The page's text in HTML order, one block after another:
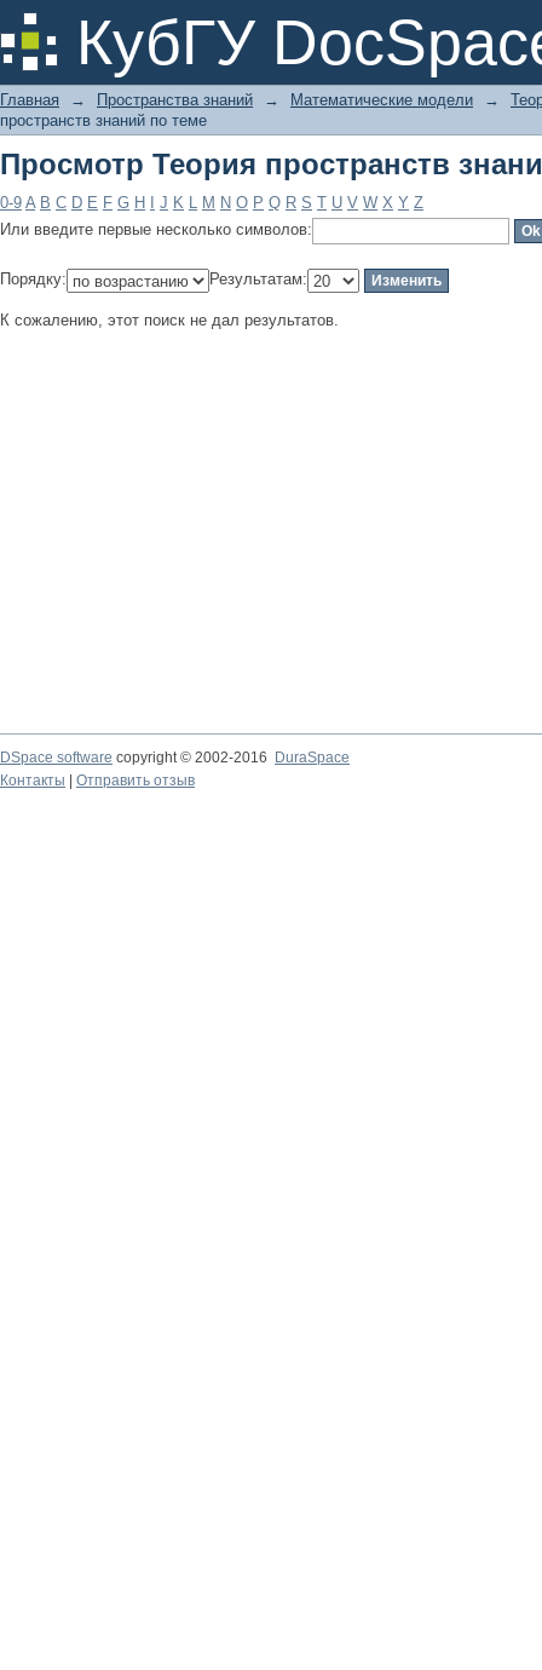
КубГУ
Просмотр Теория пространств
Главная → Пространства знаний → Математические модели →
пространств знаний по теме
Просмотр Теория пространств
0-9 A B C D E F G H J K L M N O P Q R S T U V W X Y Z
Или введите первые несколько символов:
Порядку: Результатам:
К сожалению, этот поиск не дал результатов.
DSpace software copyright © 2002-2016
DuraSpace
Контакты
Отправить отзыв